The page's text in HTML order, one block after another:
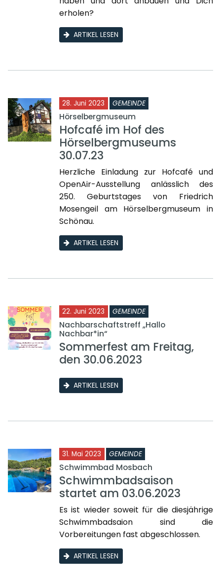
erholen?
ARTIKEL LESEN
28. Juni 2023 GEMEINDE
Hörselbergmuseum
Hofcafé im Hof des
Hörselbergmuseums
30.07.23
Herzliche Einladung zur Hofcafé und
OpenAir-Ausstellung anlässlich des
250. Geburtstages von Friedrich
Mosengeil am Hörselbergmuseum in
Schönau.
ARTIKEL LESEN
22. Juni 2023 GEMEINDE
Nachbarschaftstreff „Hallo
Nachbar*in“
Sommerfest am Freitag,
den 30.06.2023
ARTIKEL LESEN
31. Mai 2023 GEMEINDE
Schwimmbad Mosbach
Schwimmbadsaison
startet am 03.06.2023
Es ist wieder soweit für die diesjährige
Schwimmbadsaion sind die
Vorbereitungen fast abgeschlossen.
ARTIKEL LESEN